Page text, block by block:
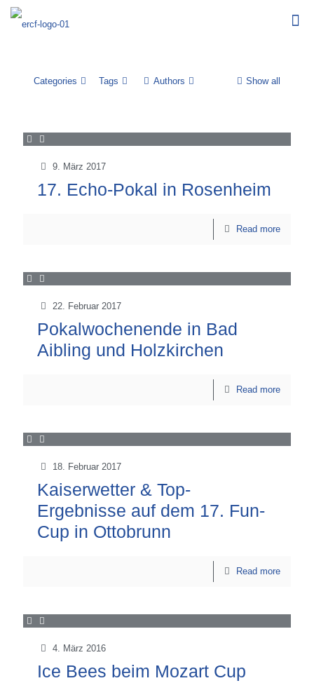
Categories Tags Authors Show all
9. März 2017
17. Echo-Pokal in Rosenheim
Read more
22. Februar 2017
Pokalwochenende in Bad
Aibling und Holzkirchen
Read more
18. Februar 2017
Kaiserwetter & Top-
Ergebnisse auf dem 17. Fun-
Cup in Ottobrunn
Read more
4. März 2016
Ice Bees beim Mozart Cup